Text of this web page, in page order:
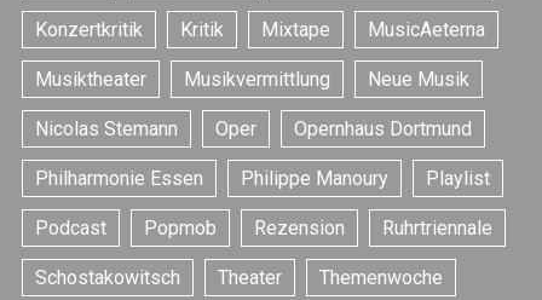
Konzertkritik Kritik Mixtape MusicAeterna
Musiktheater Musikvermittlung Neue Musik
Nicolas Stemann Oper Opernhaus Dortmund
Philharmonie Essen Philippe Manoury Playlist
Podcast Popmob Rezension Ruhrtriennale
Schostakowitsch Theater Themenwoche
a
r
c
h
f
o
r
: